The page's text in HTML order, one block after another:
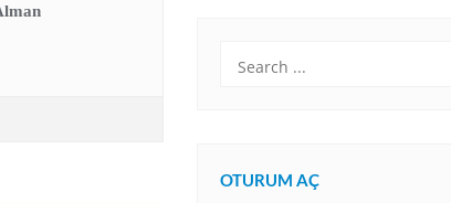
OTURUM AÇ